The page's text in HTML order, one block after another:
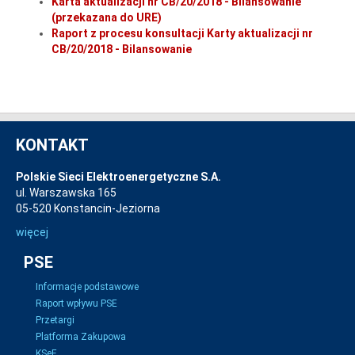
(przekazana do URE)
Raport z procesu konsultacji Karty aktualizacji nr
CB/20/2018 - Bilansowanie
KONTAKT
Polskie Sieci Elektroenergetyczne S.A.
ul. Warszawska 165
05-520 Konstancin-Jeziorna
więcej
PSE
Informacje podstawowe
Raport wpływu PSE
Przetargi
Platforma Zakupowa